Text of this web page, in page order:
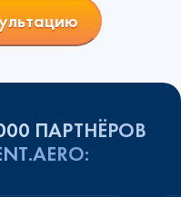
ПАРТНЁРОВ